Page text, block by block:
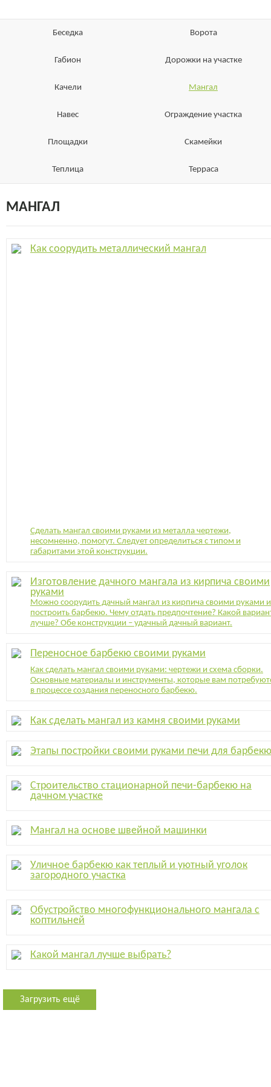
Беседка Ворота
Габион Дорожки на участке
Качели Мангал
Навес Ограждение участка
Площадки Скамейки
Теплица Терраса
МАНГАЛ
Как соорудить металлический мангал
Сделать мангал своими руками из металла чертежи,
несомненно, помогут. Следует определиться с типом и
габаритами этой конструкции.
Изготовление дачного мангала из кирпича своими
руками
Можно соорудить дачный мангал из кирпича своими руками
построить барбекю. Чему отдать предпочтение? Какой
лучше? Обе конструкции – удачный дачный вариант.
Переносное барбекю своими руками
Как сделать мангал своими руками: чертежи и схема сборки.
Основные материалы и инструменты, которые вам
в процессе создания переносного барбекю.
Как сделать мангал из камня своими руками
Этапы постройки своими руками печи для барбекю
Строительство стационарной печи-барбекю на
дачном участке
Мангал на основе швейной машинки
Уличное барбекю как теплый и уютный уголок
загородного участка
Обустройство многофункционального мангала с
коптильней
Какой мангал лучше выбрать?
Загрузить ещё